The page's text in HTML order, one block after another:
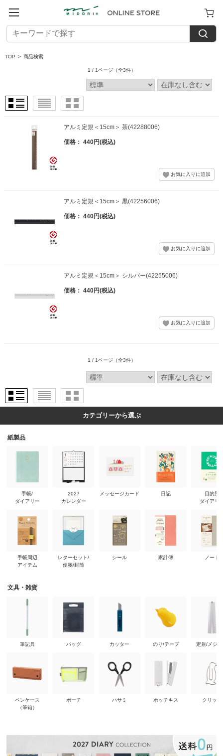
TOP > 商品検索
1 / 1ページ （全3件）
アルミ定規＜15cm＞ 茶(42288006)
価格： 440円(税込)
アルミ定規＜15cm＞ 黒(42256006)
価格： 440円(税込)
アルミ定規＜15cm＞ シルバー(42255006)
価格： 440円(税込)
1 / 1ページ （全3件）
カテゴリーから選ぶ
紙製品
手帳/
ダイアリー
手帳周辺
アイテム
2027
カレンダー
レターセット/
便箋/封筒
メッセージカード
シール
日記
家計簿
目的別
ダイアリ
ノート
文具・雑貨
筆記具
ペンケース
（筆箱）
バッグ
ポーチ
カッター
ハサミ
のり/テープ
ホッチキス
定規/メジ
クリップ